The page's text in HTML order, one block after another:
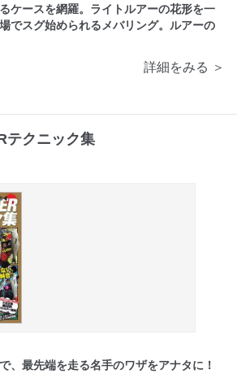
ケースを網羅。ライトルアーの花形を一
でスグ始められるメバリング。ルアーの
詳細をみる ＞
テクニック集
、最先端を走る名手のワザをアナタに！